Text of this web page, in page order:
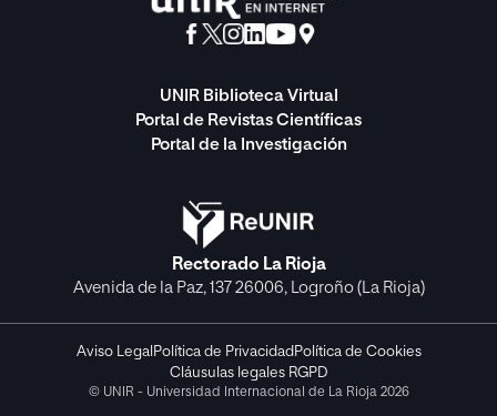
UNIR Biblioteca Virtual
Portal de Revistas Científicas
Portal de la Investigación
Rectorado La Rioja
Avenida de la Paz, 137 26006, Logroño (La Rioja)
Aviso Legal Política de Privacidad Política de Cookies
Cláusulas legales RGPD
© UNIR - Universidad Internacional de La Rioja 2026